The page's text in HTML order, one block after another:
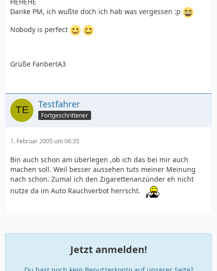
Danke PM, ich wußte doch ich hab was vergessen :p
Nobody is perfect
Grüße FanbertA3
Testfahrer
Fortgeschrittener
1. Februar 2005 um 06:35
Bin auch schon am überlegen ,ob ich das bei mir auch
machen soll. Weil besser aussehen tuts meiner Meinung
nach schon. Zumal ich den Zigarettenanzünder eh nicht
nutze da im Auto Rauchverbot herrscht.
Jetzt anmelden!